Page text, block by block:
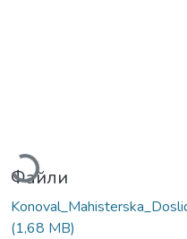
Вантажиться...
Файли
(1,68 MB)